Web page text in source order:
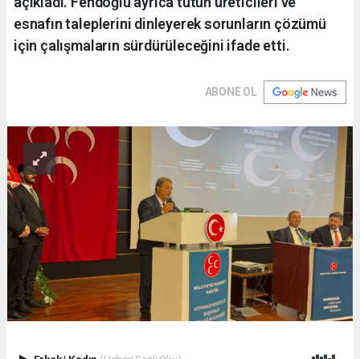
esnafın taleplerini dinleyerek sorunların çözümü
için çalışmaların sürdürüleceğini ifade etti.
ABONE OL